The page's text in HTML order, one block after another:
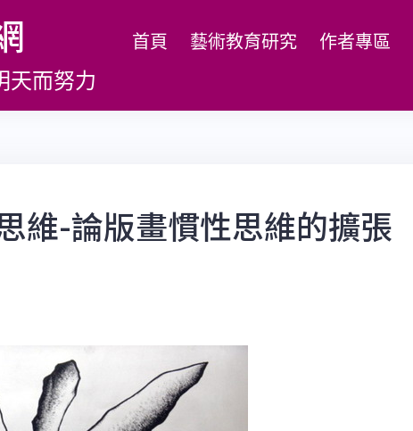
天而努力
首頁 藝術教育研究 作者專區
維-論版畫慣性思維的擴張